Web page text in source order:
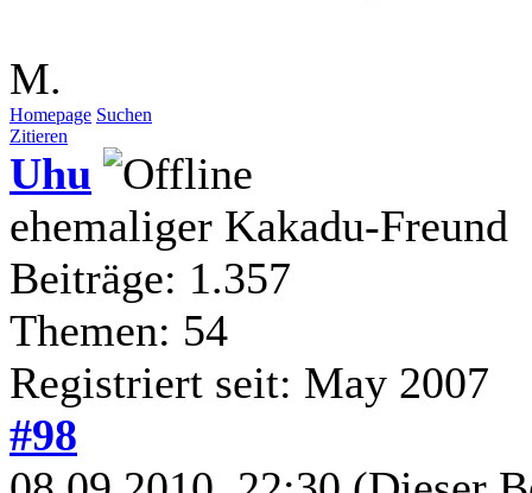
M.
Homepage Suchen
Zitieren
Uhu
ehemaliger Kakadu-Freund
Beiträge: 1.357
Themen: 54
Registriert seit: May 2007
#98